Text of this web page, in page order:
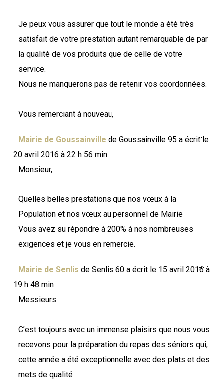
Je peux vous assurer que tout le monde a été très
satisfait de votre prestation autant remarquable de par
la qualité de vos produits que de celle de votre
service.
Nous ne manquerons pas de retenir vos coordonnées.
Vous remerciant à nouveau,
Mairie de Goussainville de Goussainville 95 a écrit le
20 avril 2016 à 22 h 56 min
Monsieur,
Quelles belles prestations que nos vœux à la
Population et nos vœux au personnel de Mairie
Vous avez su répondre à 200% à nos nombreuses
exigences et je vous en remercie.
...
cette
Mairie de Senlis de Senlis 60 a écrit le15 avril 2016 à
19 h 48 min
Messieurs
C’est toujours avec un immense plaisirs que nous vous
recevons pour la préparation du repas des séniors qui,
cette année a été exceptionnelle avec des plats et des
mets de qualité
...
cette